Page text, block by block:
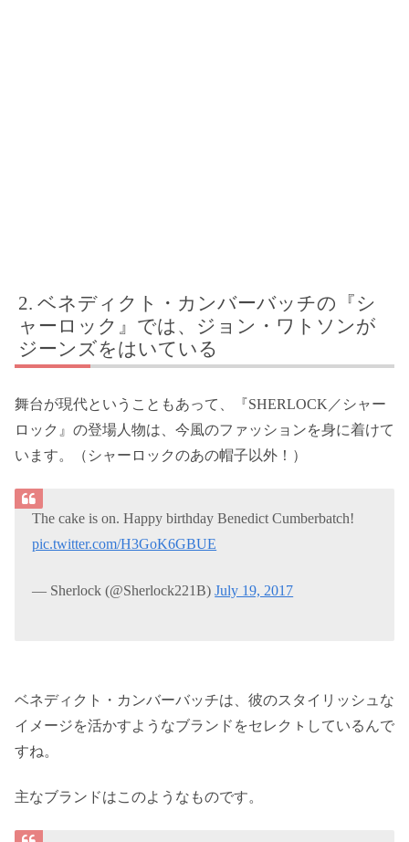
ベネディクト・カンバーバッチの『シ
ャーロック』では、ジョン・ワトソンが
ジーンズをはいている
舞台が現代ということもあって、『SHERLOCK／シャー
ロック』の登場人物は、今風のファッションを身に着けて
います。（シャーロックのあの帽子以外！）
The cake is on. Happy birthday Benedict Cumberbatch!
pic.twitter.com/H3GoK6GBUE
— Sherlock (@Sherlock221B)July 19, 2017
ベネディクト・カンバーバッチは、彼のスタイリッシュな
イメージを活かすようなブランドをセレクㇳしているんで
すね。
主なブランドはこのようなものです。